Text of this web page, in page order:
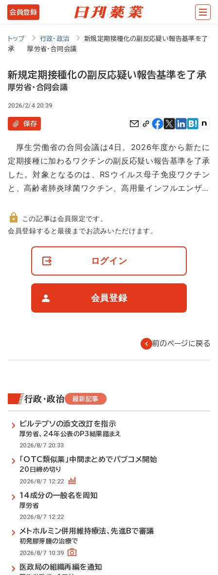
メ
イ
ン
テ
ツ
に
動
会員登録
トップ 行政・政治
新規定期接種化の副反応疑い報告基準を了
承 厚労省・合同会議
新規定期接種化の副反応疑い報告基準を了承
厚労省・合同会議
2026/2/4 20:39
保存
厚生労働省の合同会議は4日、2026年度から新たに
定期接種に加わるワクチンの副反応疑い報告基準を了承
した。対象となるのは、RSウイルス母子免疫ワクチン
と、高齢者肺炎球菌ワクチン、高用量インフルエンザ…
非
この記事は会員限定です。
会員登録すると最後までお読みいただけます。
ログイン
会員登録
前のページに戻る
行政・政治 最新記事
ビルテプソの添文改訂を指示
厚労省、24年公表のP3結果踏まえ
2026/8/7 20:33
「OTC類似薬」中間まとめでパブコメ開始
20日締め切り
2026/8/7 12:22
14成分の一般名を周知
厚労省
2026/8/7 12:22
メトホルミン併用維持療法、先進Bで審議
初発膠芽腫の治療で
2026/8/7 10:39
医政局の組織再編を通知